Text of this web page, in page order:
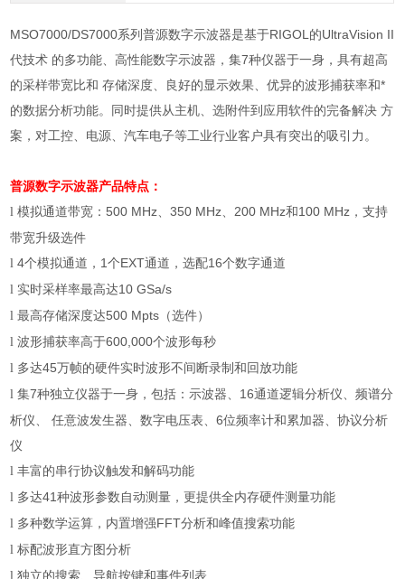
MSO7000/DS7000系列普源数字示波器是基于RIGOL的UltraVision II
代技术 的多功能、高性能数字示波器，集7种仪器于一身，具有超高
的采样带宽比和 存储深度、良好的显示效果、优异的波形捕获率和*
的数据分析功能。同时提供从主机、选附件到应用软件的完备解决 方
案，对工控、电源、汽车电子等工业行业客户具有突出的吸引力。
普源数字示波器产品特点：
l 模拟通道带宽：500 MHz 、350 MHz 200 MHz和100 MHz ，支持
带宽升级选件
l 4个模拟通道， 1个EXT通道，选配16个数字通道
l 实时采样率最高达10 GSa/s
l 最高存储深度达500 Mpts （选件）
l 波形捕获率高于600,000个波形每秒
l 多达45万帧的硬件实时波形不间断录制和回放功能
l 集7种独立仪器于一身，包括：示波器、 16通道逻辑分析仪、频谱分
析仪、 任意波发生器、数字电压表、6位频率计和累加器、协议分析
仪
l 丰富的串行协议触发和解码功能
l 多达41种波形参数自动测量，更提供全内存硬件测量功能
l 多种数学运算，内置增强FFT分析和峰值搜索功能
l 标配波形直方图分析
l 独立的搜索、导航按键和事件列表